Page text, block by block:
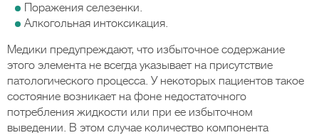
Поражения селезенки.
Алкогольная интоксикация.
Медики предупреждают, что избыточное содержание
этого элемента не всегда указывает на присутствие
патологического процесса. У некоторых пациентов такое
состояние возникает на фоне недостаточного
потребления жидкости или при ее избыточном
выведении. В этом случае количество компонента